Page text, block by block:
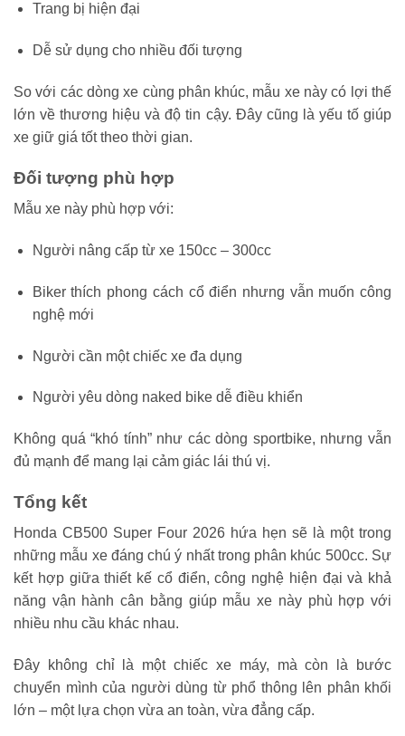
Trang bị hiện đại
Dễ sử dụng cho nhiều đối tượng
So với các dòng xe cùng phân khúc, mẫu xe này có lợi thế
lớn về thương hiệu và độ tin cậy. Đây cũng là yếu tố giúp
xe giữ giá tốt theo thời gian.
Đối tượng phù hợp
Mẫu xe này phù hợp với:
Người nâng cấp từ xe 150cc – 300cc
Biker thích phong cách cổ điển nhưng vẫn muốn công
nghệ mới
Người cần một chiếc xe đa dụng
Người yêu dòng naked bike dễ điều khiển
Không quá “khó tính” như các dòng sportbike, nhưng vẫn
đủ mạnh để mang lại cảm giác lái thú vị.
Tổng kết
Honda CB500 Super Four 2026 hứa hẹn sẽ là một trong
những mẫu xe đáng chú ý nhất trong phân khúc 500cc. Sự
kết hợp giữa thiết kế cổ điển, công nghệ hiện đại và khả
năng vận hành cân bằng giúp mẫu xe này phù hợp với
nhiều nhu cầu khác nhau.
Đây không chỉ là một chiếc xe máy, mà còn là bước
chuyển mình của người dùng từ phổ thông lên phân khối
lớn – một lựa chọn vừa an toàn, vừa đẳng cấp.